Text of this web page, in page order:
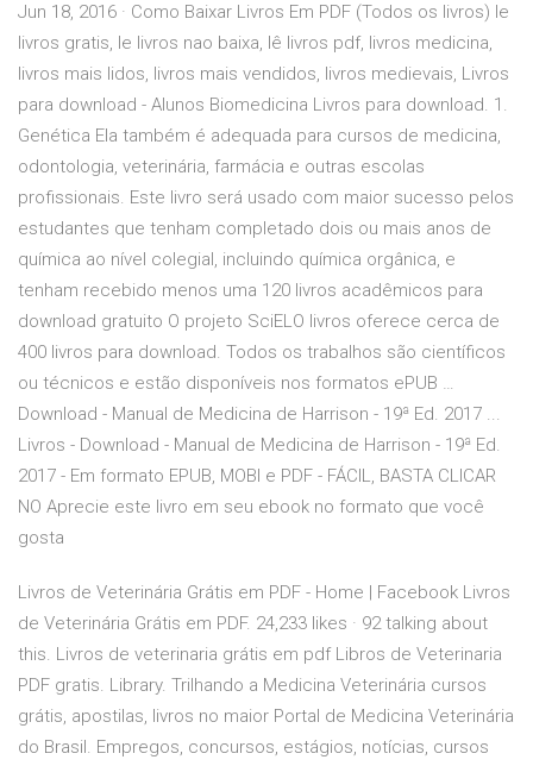
Jun 18, 2016 · Como Baixar Livros Em PDF (Todos os livros) le
livros gratis, le livros nao baixa, lê livros pdf, livros medicina,
livros mais lidos, livros mais vendidos, livros medievais, Livros
para download - Alunos Biomedicina Livros para download. 1.
Genética Ela também é adequada para cursos de medicina,
odontologia, veterinária, farmácia e outras escolas
profissionais. Este livro será usado com maior sucesso pelos
estudantes que tenham completado dois ou mais anos de
química ao nível colegial, incluindo química orgânica, e
tenham recebido menos uma 120 livros acadêmicos para
download gratuito O projeto SciELO livros oferece cerca de
400 livros para download. Todos os trabalhos são científicos
ou técnicos e estão disponíveis nos formatos ePUB …
Download - Manual de Medicina de Harrison - 19ª Ed. 2017 ...
Livros - Download - Manual de Medicina de Harrison - 19ª Ed.
2017 - Em formato EPUB, MOBI e PDF - FÁCIL, BASTA CLICAR
NO Aprecie este livro em seu ebook no formato que você
gosta
Livros de Veterinária Grátis em PDF - Home | Facebook Livros
de Veterinária Grátis em PDF. 24,233 likes · 92 talking about
this. Livros de veterinaria grátis em pdf Libros de Veterinaria
PDF gratis. Library. Trilhando a Medicina Veterinária cursos
grátis, apostilas, livros no maior Portal de Medicina Veterinária
do Brasil. Empregos, concursos, estágios, notícias, cursos